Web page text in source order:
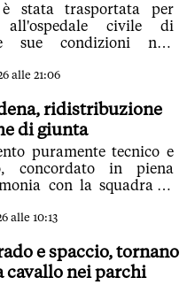
stata trasportata per
all'ospedale civile di
sue condizioni non
alle 21:06
ridistribuzione
di giunta
puramente tecnico e
concordato in piena
con la squadra di
alle 10:13
e spaccio, tornano
cavallo nei parchi